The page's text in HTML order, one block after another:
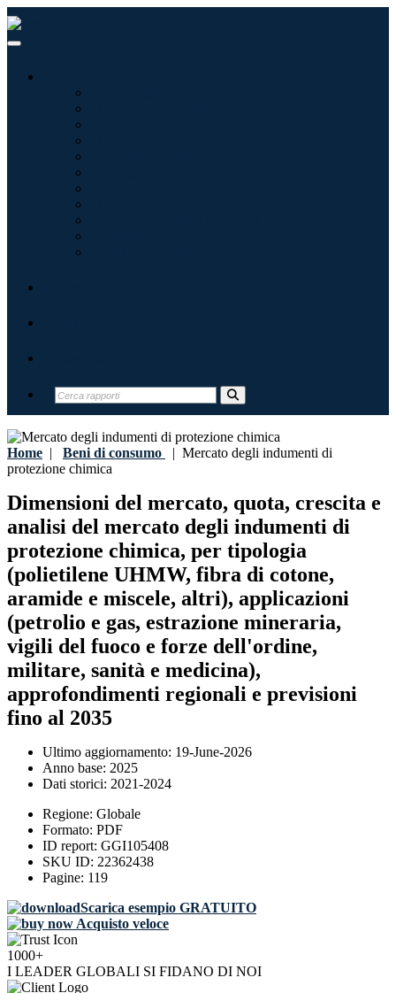
Home | Beni di consumo | Mercato degli indumenti di
protezione chimica
Dimensioni del mercato, quota, crescita e
analisi del mercato degli indumenti di
protezione chimica, per tipologia
(polietilene UHMW, fibra di cotone,
aramide e miscele, altri), applicazioni
(petrolio e gas, estrazione mineraria,
vigili del fuoco e forze dell'ordine,
militare, sanità e medicina),
approfondimenti regionali e previsioni
fino al 2035
Ultimo aggiornamento: 19-June-2026
Anno base: 2025
Dati storici: 2021-2024
Regione: Globale
Formato: PDF
ID report: GGI105408
SKU ID: 22362438
Pagine: 119
Scarica esempio GRATUITO
Acquisto veloce
1000+
I LEADER GLOBALI SI FIDANO DI NOI